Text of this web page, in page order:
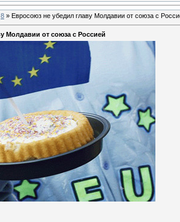
8 » Евросоюз не убедил главу Молдавии от союза с
Молдавии от союза с Россией